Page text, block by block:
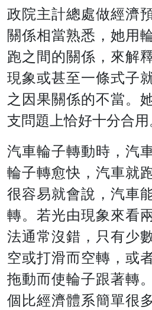
政院主計總處做經濟
關係相當熟悉，她用
跑之間的關係，來解
現象或甚至一條式子
之因果關係的不當。
支問題上恰好十分合用
汽車輪子轉動時，汽
輪子轉愈快，汽車就
很容易就會說，汽車
轉。若光由現象來看
法通常沒錯，只有少
空或打滑而空轉，或
拖動而使輪子跟著轉
個比經濟體系簡單很